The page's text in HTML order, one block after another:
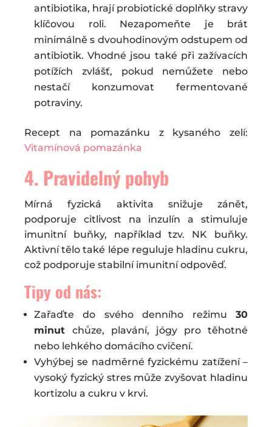
antibiotika, hrají probiotické doplňky stravy
klíčovou roli. Nezapomeňte je brát
minimálně s dvouhodinovým odstupem od
antibiotik. Vhodné jsou také při zažívacích
potížích zvlášť, pokud nemůžete nebo
nestačí konzumovat fermentované
potraviny.
Recept na pomazánku z kysaného zelí:
Vitamínová pomazánka
4. Pravidelný pohyb
Mírná fyzická aktivita snižuje zánět,
podporuje citlivost na inzulín a stimuluje
imunitní buňky, například tzv. NK buňky.
Aktivní tělo také lépe reguluje hladinu cukru,
což podporuje stabilní imunitní odpověď.
Tipy od nás:
Zařaďte do svého denního režimu 30
minut chůze, plavání, jógy pro těhotné
nebo lehkého domácího cvičení.
Vyhýbej se nadměrné fyzickému zatížení –
vysoký fyzický stres může zvyšovat hladinu
kortizolu a cukru v krvi.